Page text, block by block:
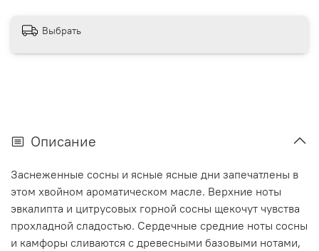
Выбрать
Описание
Заснеженные сосны и ясные ясные дни запечатлены в
этом хвойном ароматическом масле. Верхние ноты
эвкалипта и цитрусовых горной сосны щекочут чувства
прохладной сладостью. Сердечные средние ноты сосны
и камфоры сливаются с древесными базовыми нотами,